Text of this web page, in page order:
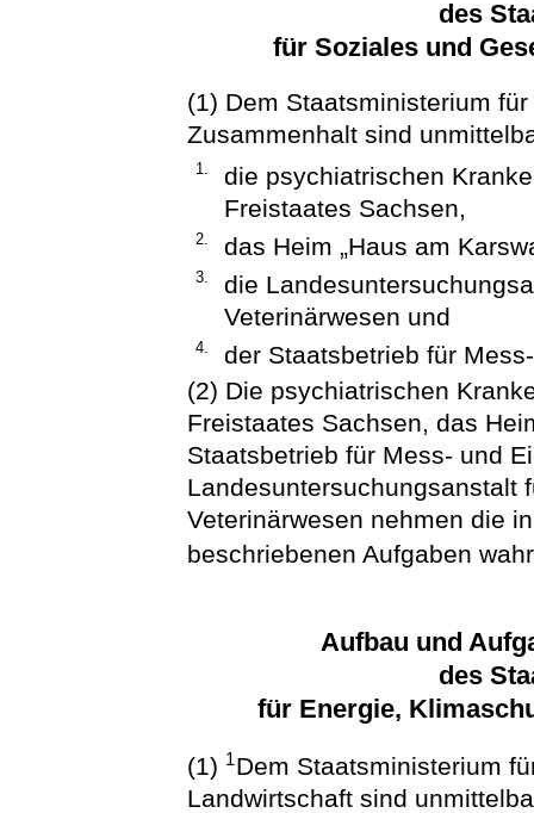
des
für Soziales und
(1) Dem Staatsministerium
Zusammenhalt sind
1.
die psychiatrischen
Freistaates Sachsen,
2. das Heim „Haus am
3.
die
Veterinärwesen und
4.
der Staatsbetrieb für
(2) Die psychiatrischen
Freistaates Sachsen, das
Staatsbetrieb für Mess- und
Landesuntersuchungsanstalt
Veterinärwesen nehmen die
beschriebenen Aufgaben
Aufbau und
des
für Energie,
(1) 1Dem Staatsministerium
Landwirtschaft sind